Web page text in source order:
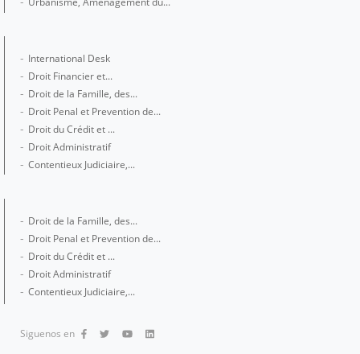
International Desk
Droit Financier et...
Droit de la Famille, des...
Droit Penal et Prevention de...
Droit du Crédit et ...
Droit Administratif
Contentieux Judiciaire,...
Droit de la Famille, des...
Droit Penal et Prevention de...
Droit du Crédit et ...
Droit Administratif
Contentieux Judiciaire,...
Siguenos en